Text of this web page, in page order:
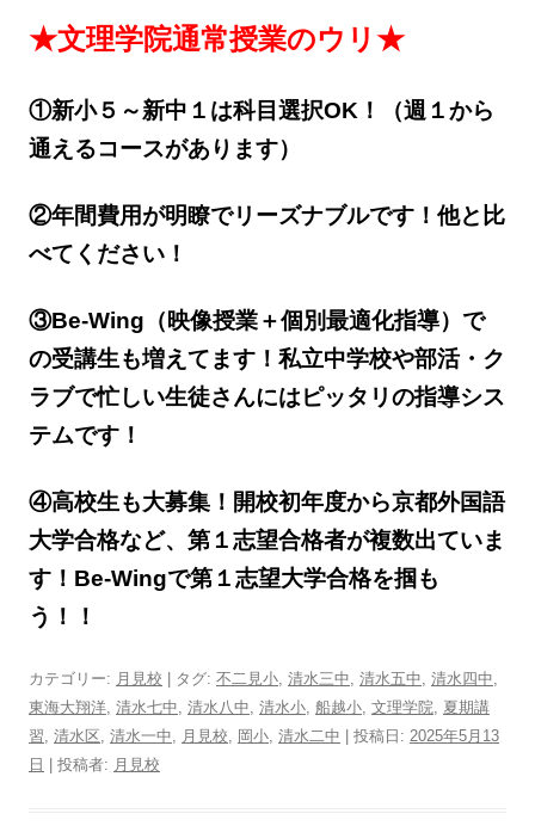
★文理学院通常授業のウリ★
①新小５～新中１は科目選択OK！（週１から
通えるコースがあります）
②年間費用が明瞭でリーズナブルです！他と比
べてください！
③Be-Wing（映像授業＋個別最適化指導）で
の受講生も増えてます！私立中学校や部活・ク
ラブで忙しい生徒さんにはピッタリの指導シス
テムです！
④高校生も大募集！開校初年度から京都外国語
大学合格など、第１志望合格者が複数出ていま
す！Be-Wingで第１志望大学合格を掴も
う！！
カテゴリー: 月見校 | タグ: 不二見小, 清水三中, 清水五中, 清水四中,
東海大翔洋, 清水七中, 清水八中, 清水小, 船越小, 文理学院, 夏期講
習, 清水区, 清水一中, 月見校, 岡小, 清水二中 | 投稿日: 2025年5月13
日
投稿者: 月見校